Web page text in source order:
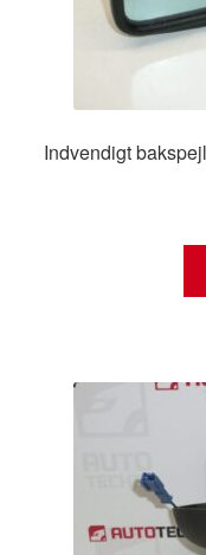
Indvendigt